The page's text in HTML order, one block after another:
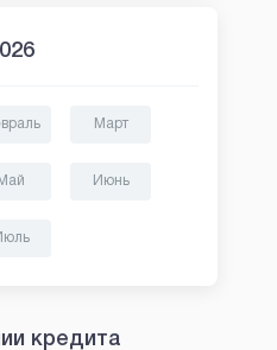
Март
Май Июнь
кредита